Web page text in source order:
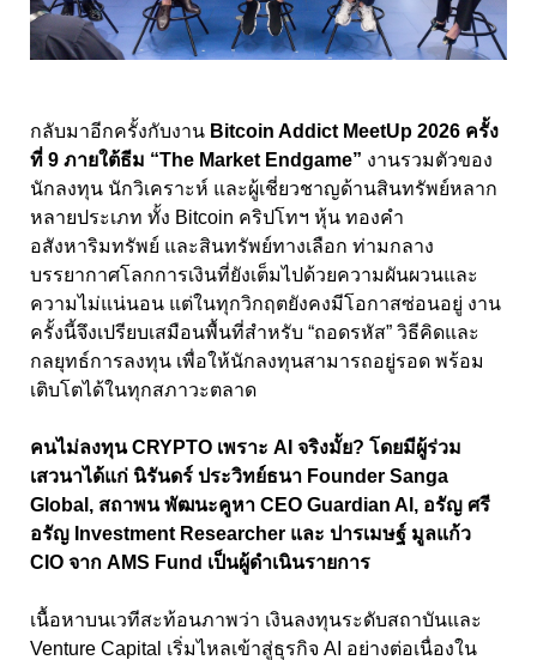
กลับมาอีกครั้งกับงาน Bitcoin Addict MeetUp 2026 ครั้ง
ที่ 9 ภายใต้ธีม “The Market Endgame” งานรวมตัวของ
นักลงทุน นักวิเคราะห์ และผู้เชี่ยวชาญด้านสินทรัพย์หลาก
หลายประเภท ทั้ง Bitcoin คริปโทฯ หุ้น ทองคำ
อสังหาริมทรัพย์ และสินทรัพย์ทางเลือก ท่ามกลาง
บรรยากาศโลกการเงินที่ยังเต็มไปด้วยความผันผวนและ
ความไม่แน่นอน แต่ในทุกวิกฤตยังคงมีโอกาสซ่อนอยู่ งาน
ครั้งนี้จึงเปรียบเสมือนพื้นที่สำหรับ “ถอดรหัส” วิธีคิดและ
กลยุทธ์การลงทุน เพื่อให้นักลงทุนสามารถอยู่รอด พร้อม
เติบโตได้ในทุกสภาวะตลาด
คนไม่ลงทุน CRYPTO เพราะ AI จริงมั้ย? โดยมีผู้ร่วม
เสวนาได้แก่ นิรันดร์ ประวิทย์ธนา Founder Sanga
Global, สถาพน พัฒนะคูหา CEO Guardian Al, อรัญ ศรี
อรัญ Investment Researcher และ ปารเมษฐ์ มูลแก้ว
CIO จาก AMS Fund เป็นผู้ดำเนินรายการ
เนื้อหาบนเวทีสะท้อนภาพว่า เงินลงทุนระดับสถาบันและ
Venture Capital เริ่มไหลเข้าสู่ธุรกิจ AI อย่างต่อเนื่องใน